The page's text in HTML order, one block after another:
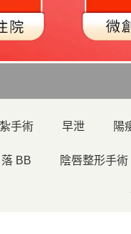
手術 早泄 陽
落 BB 陰唇整形手術